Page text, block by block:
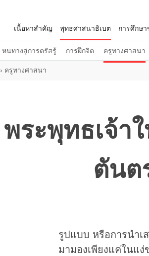
เนื้อหาสำคัญ พุทธศาสนาธิเบต
หนทางสู่การตรัสรู้ การฝึกจิต ครูทางศาสนา
การศึกษ
› ครูทางศาสนา
พระพุทธเจ้า
ตันต
รูปแบบ หรือการนำเ
มามองเพียงแค่ในแ